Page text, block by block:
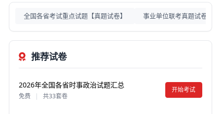
全国各省考试重点试题【真题试卷】 事业单位联考真题试卷
推荐试卷
2026年全国各省时事政治试题汇总
免费 | 共33套卷
开始考试